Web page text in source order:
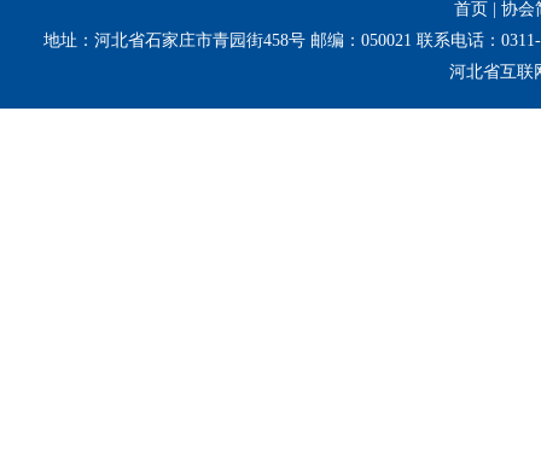
首页
协会
地址：河北省石家庄市青园街458号 邮编：050021 联系电话：
河北省互联